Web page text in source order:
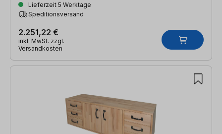
Lieferzeit 5 Werktage
Speditionsversand
2.251,22 €
inkl. MwSt. zzgl.
Versandkosten